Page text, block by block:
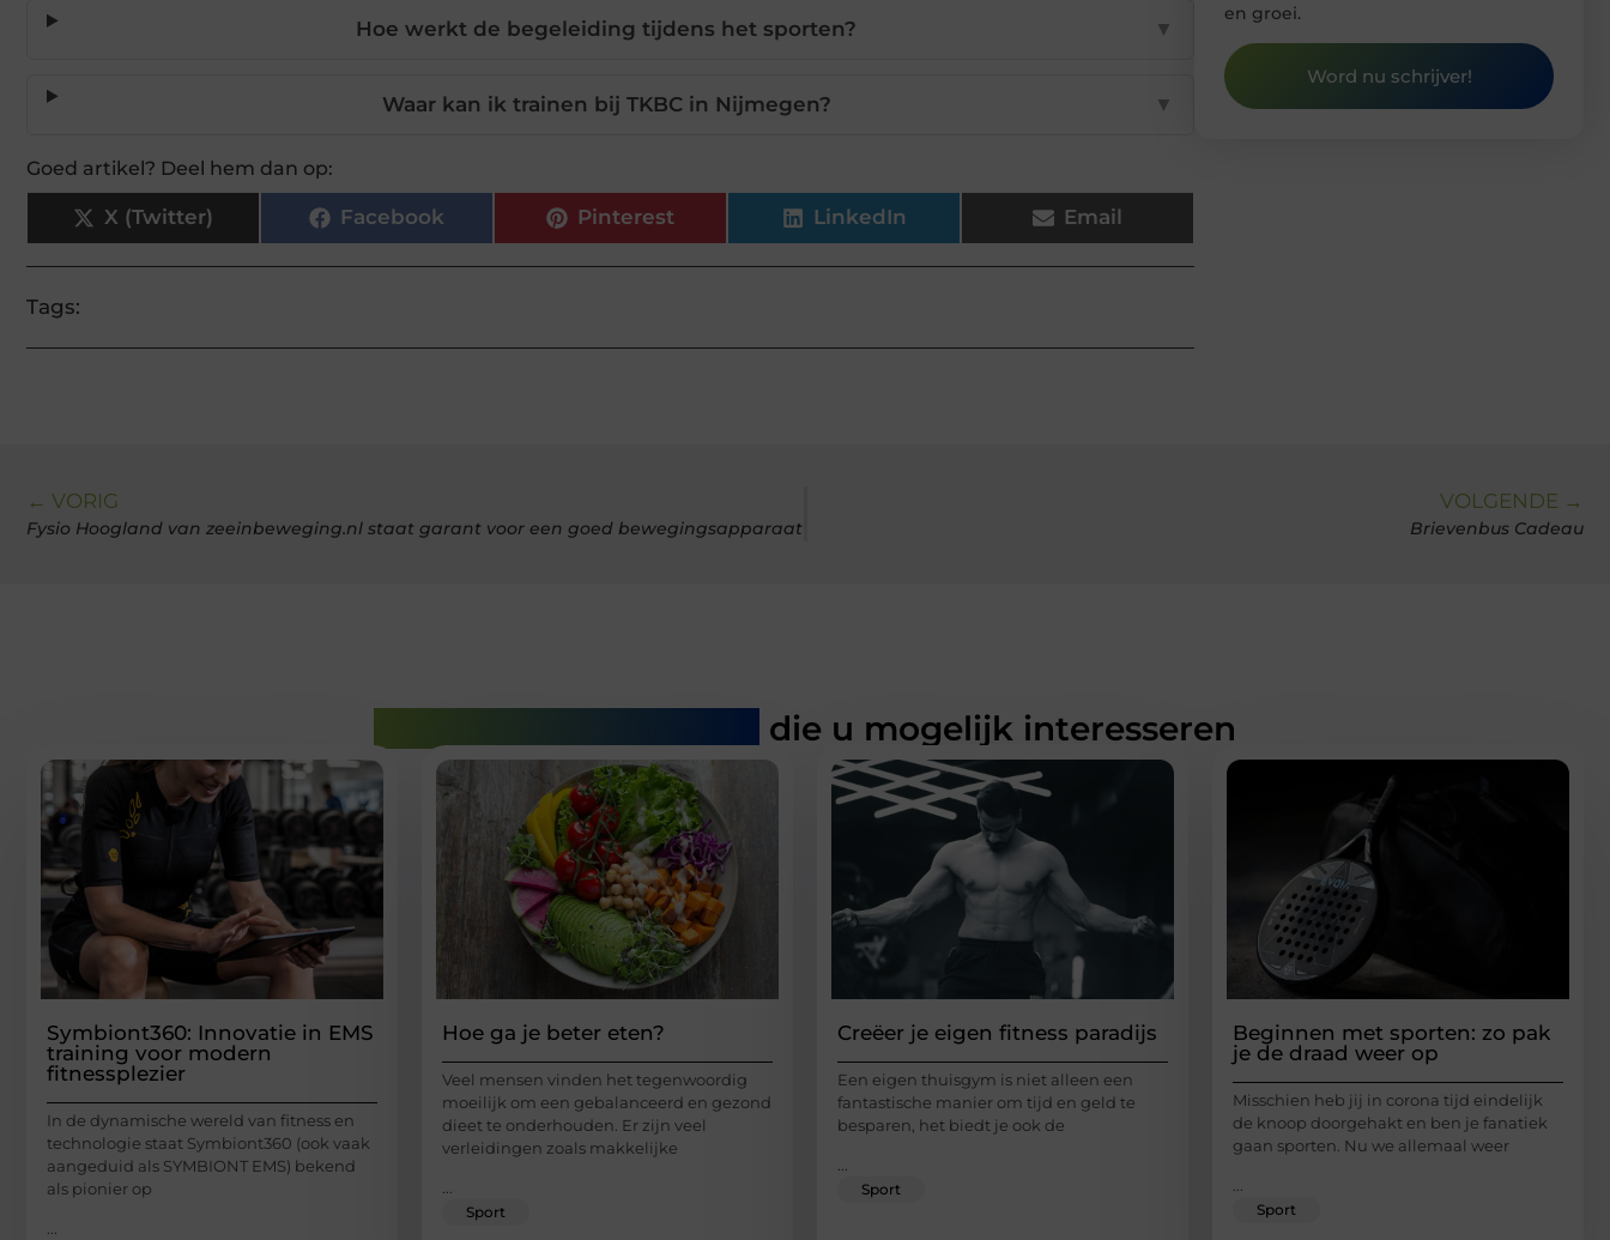
Hoe werkt de begeleiding tijdens het sporten? ▼
Waar kan ik trainen bij TKBC in Nijmegen? ▼
Goed artikel? Deel hem dan op:
X (Twitter) Facebook Pinterest LinkedIn Email
Tags:
en groei.
Word nu schrijver!
← VORIG
Fysio Hoogland van zeeinbeweging.nl staat garant voor een goed bewegingsapparaat
VOLGENDE →
Brievenbus Cadeau
die u mogelijk interesseren
Symbiont360: Innovatie in EMS
training voor modern
fitnessplezier
In de dynamische wereld van fitness en
technologie staat Symbiont360 (ook vaak
aangeduid als SYMBIONT EMS) bekend
als pionier op
...
Hoe ga je beter eten?
Veel mensen vinden het tegenwoordig
moeilijk om een gebalanceerd en gezond
dieet te onderhouden. Er zijn veel
verleidingen zoals makkelijke
...
Sport
Creëer je eigen fitness paradijs
Een eigen thuisgym is niet alleen een
fantastische manier om tijd en geld te
besparen, het biedt je ook de
...
Sport
Beginnen met sporten: zo pak
je de draad weer op
Misschien heb jij in corona tijd eindelijk
de knoop doorgehakt en ben je fanatiek
gaan sporten. Nu we allemaal weer
...
Sport